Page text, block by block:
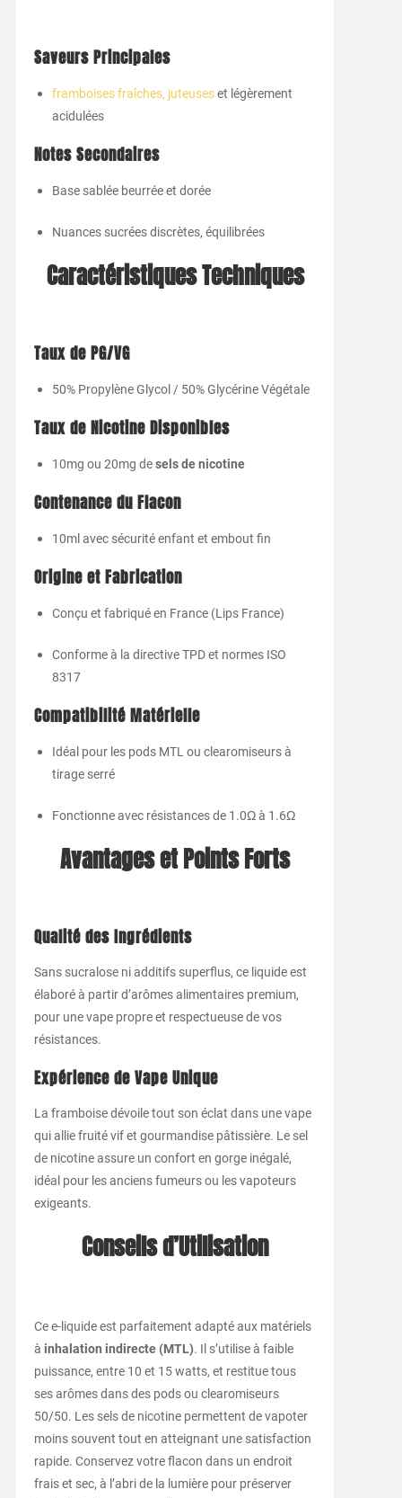
Saveurs Principales
framboises fraîches, juteuseset légèrement
acidulées
Notes Secondaires
Base sablée beurrée et dorée
Nuances sucrées discrètes, équilibrées
Caractéristiques Techniques
Taux de PG/VG
50% Propylène Glycol / 50% Glycérine Végétale
Taux de Nicotine Disponibles
10mg ou 20mg desels de nicotine
Contenance du Flacon
10ml avec sécurité enfant et embout fin
Origine et Fabrication
Conçu et fabriqué en France (Lips France)
Conforme à la directive TPD et normes ISO
8317
Compatibilité Matérielle
Idéal pour les pods MTL ou clearomiseurs à
tirage serré
Fonctionne avec résistances de 1.0Ω à 1.6Ω
Avantages et Points Forts
Qualité des Ingrédients
Sans sucralose ni additifs superflus, ce liquide est
élaboré à partir d’arômes alimentaires premium,
pour une vape propre et respectueuse de vos
résistances.
Expérience de Vape Unique
La framboise dévoile tout son éclat dans une vape
qui allie fruité vif et gourmandise pâtissière. Le sel
de nicotine assure un confort en gorge inégalé,
idéal pour les anciens fumeurs ou les vapoteurs
exigeants.
Conseils d’Utilisation
Ce e-liquide est parfaitement adapté aux matériels
à inhalation indirecte (MTL). Il s’utilise à faible
puissance, entre 10 et 15 watts, et restitue tous
ses arômes dans des pods ou clearomiseurs
50/50. Les sels de nicotine permettent de vapoter
moins souvent tout en atteignant une satisfaction
rapide. Conservez votre flacon dans un endroit
frais et sec, à l’abri de la lumière pour préserver